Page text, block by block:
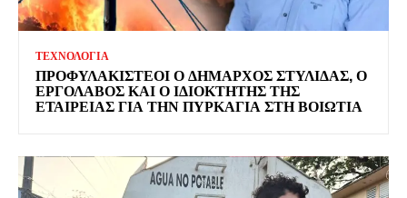
ΤΕΧΝΟΛΟΓΙΑ
ΠΡΟΦΥΛΑΚΙΣΤΕΟΙ Ο ΔΗΜΑΡΧΟΣ ΣΤΥΛΙΔΑΣ, Ο
ΕΡΓΟΛΑΒΟΣ ΚΑΙ Ο ΙΔΙΟΚΤΗΤΗΣ ΤΗΣ
ΕΤΑΙΡΕΙΑΣ ΓΙΑ ΤΗΝ ΠΥΡΚΑΓΙΑ ΣΤΗ ΒΟΙΩΤΙΑ